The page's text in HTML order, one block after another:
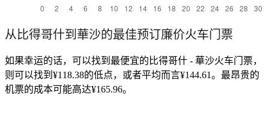
从比得哥什到華沙的最佳预订廉价火车门票
如果幸运的话，可以找到最便宜的比得哥什 - 華沙火车门票，
则可以找到¥118.38的低点，或者平均而言¥144.61。最昂贵的
机票的成本可能高达¥165.96。